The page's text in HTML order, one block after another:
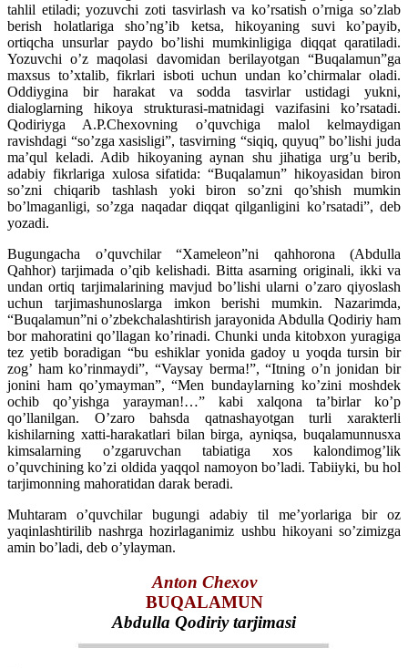
tahlil etiladi; yozuvchi zoti tasvirlash va ko’rsatish o’rniga so’zlab
berish holatlariga sho’ng’ib ketsa, hikoyaning suvi ko’payib,
ortiqcha unsurlar paydo bo’lishi mumkinligiga diqqat qaratiladi.
Yozuvchi o’z maqolasi davomidan berilayotgan “Buqalamun”ga
maxsus to’xtalib, fikrlari isboti uchun undan ko’chirmalar oladi.
Oddiygina bir harakat va sodda tasvirlar ustidagi yukni,
dialoglarning hikoya strukturasi-matnidagi vazifasini ko’rsatadi.
Qodiriyga A.P.Chexovning o’quvchiga malol kelmaydigan
ravishdagi “so’zga xasisligi”, tasvirning “siqiq, quyuq” bo’lishi juda
ma’qul keladi. Adib hikoyaning aynan shu jihatiga urg’u berib,
adabiy fikrlariga xulosa sifatida: “Buqalamun” hikoyasidan biron
so’zni chiqarib tashlash yoki biron so’zni qo’shish mumkin
bo’lmaganligi, so’zga naqadar diqqat qilganligini ko’rsatadi”, deb
yozadi.
Bugungacha o’quvchilar “Xameleon”ni qahhorona (Abdulla
Qahhor) tarjimada o’qib kelishadi. Bitta asarning originali, ikki va
undan ortiq tarjimalarining mavjud bo’lishi ularni o’zaro qiyoslash
uchun tarjimashunoslarga imkon berishi mumkin. Nazarimda,
“Buqalamun”ni o’zbekchalashtirish jarayonida Abdulla Qodiriy ham
bor mahoratini qo’llagan ko’rinadi. Chunki unda kitobxon yuragiga
tez yetib boradigan “bu eshiklar yonida gadoy u yoqda tursin bir
zog’ ham ko’rinmaydi”, “Vaysay berma!”, “Itning o’n jonidan bir
jonini ham qo’ymayman”, “Men bundaylarning ko’zini moshdek
ochib qo’yishga yarayman!…” kabi xalqona ta’birlar ko’p
qo’llanilgan. O’zaro bahsda qatnashayotgan turli xarakterli
kishilarning xatti-harakatlari bilan birga, ayniqsa, buqalamunnusxa
kimsalarning o’zgaruvchan tabiatiga xos kalondimog’lik
o’quvchining ko’zi oldida yaqqol namoyon bo’ladi. Tabiiyki, bu hol
tarjimonning mahoratidan darak beradi.
Muhtaram o’quvchilar bugungi adabiy til me’yorlariga bir oz
yaqinlashtirilib nashrga hozirlaganimiz ushbu hikoyani so’zimizga
amin bo’ladi, deb o’ylayman.
Anton Chexov
BUQALAMUN
Abdulla Qodiriy tarjimasi